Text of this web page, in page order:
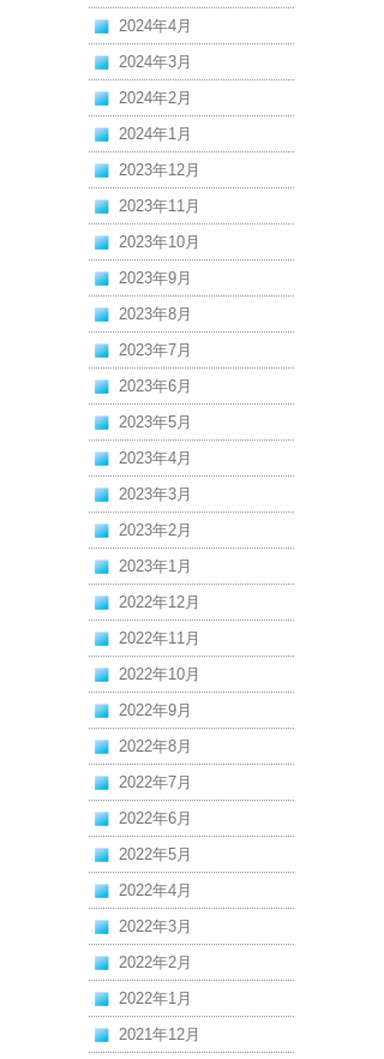
2024年4月
2024年3月
2024年2月
2024年1月
2023年12月
2023年11月
2023年10月
2023年9月
2023年8月
2023年7月
2023年6月
2023年5月
2023年4月
2023年3月
2023年2月
2023年1月
2022年12月
2022年11月
2022年10月
2022年9月
2022年8月
2022年7月
2022年6月
2022年5月
2022年4月
2022年3月
2022年2月
2022年1月
2021年12月